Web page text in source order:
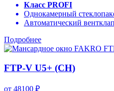
Класс PROFI
Однокамерный
Автоматический
Подробнее
FTP-V U5+ (CH)
от 48100 ₽